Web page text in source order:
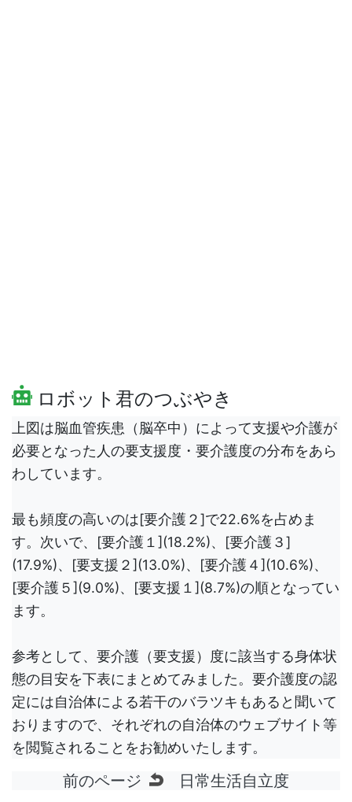
ロボット君のつぶやき
上図は脳血管疾患（脳卒中）によって支援や介護が
必要となった人の要支援度・要介護度の分布をあら
わしています。
最も頻度の高いのは[要介護２]で22.6%を占めま
す。次いで、[要介護１](18.2%)、[要介護３]
(17.9%)、[要支援２](13.0%)、[要介護４](10.6%)、
[要介護５](9.0%)、[要支援１](8.7%)の順となってい
ます。
参考として、要介護（要支援）度に該当する身体状
態の目安を下表にまとめてみました。要介護度の認
定には自治体による若干のバラツキもあると聞いて
おりますので、それぞれの自治体のウェブサイト等
を閲覧されることをお勧めいたします。
前のページ 日常生活自立度